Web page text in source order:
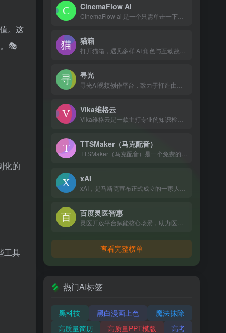
。这
🎭
化的
工具
CinemaFlow AI
猫箱
寻光
Vika维格云
TTSMaker（马克配音）
xAI
百度灵医智惠
查看完整榜单
热门AI标签
黑科技 黑白漫画上色
魔法抹除
高质量简历
高质量PPT模版
高考